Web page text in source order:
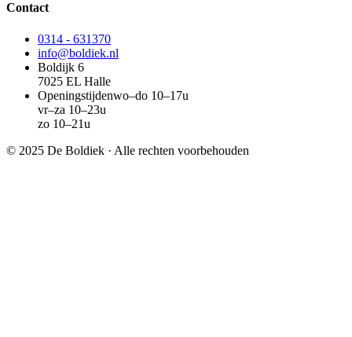
Contact
0314 - 631370
info@boldiek.nl
Boldijk 6
7025 EL Halle
Openingstijdenwo–do 10–17u
vr–za 10–23u
zo 10–21u
© 2025 De Boldiek · Alle rechten voorbehouden